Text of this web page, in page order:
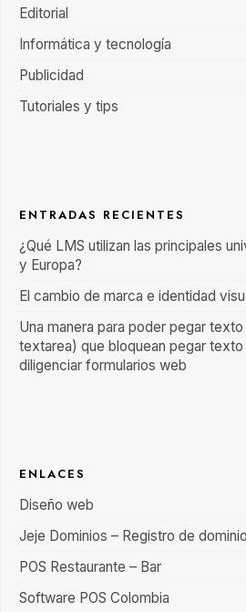
Editorial
Informática y tecnología
Publicidad
Tutoriales y tips
ENTRADAS RECIENTES
¿Qué LMS utilizan las principales
y Europa?
El cambio de marca e identidad
Una manera para poder pegar
textarea) que bloquean pegar
diligenciar formularios web
ENLACES
Diseño web
Jeje Dominios – Registro de
POS Restaurante – Bar
Software POS Colombia